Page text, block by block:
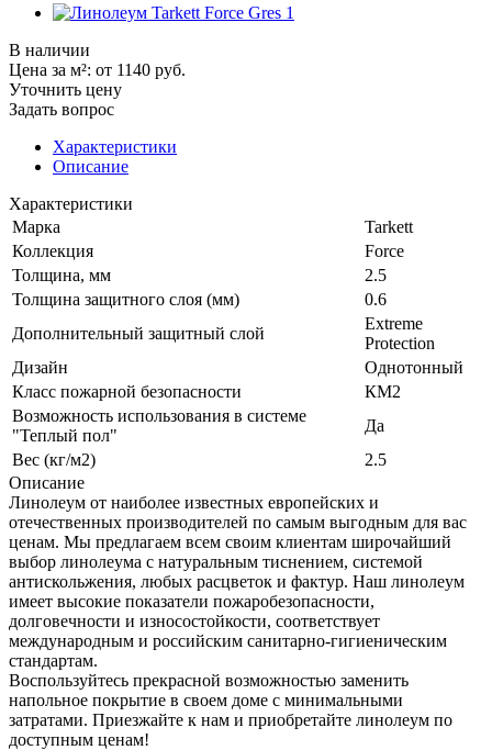
В наличии
Цена за м²: от 1140 руб.
Уточнить цену
Задать вопрос
Характеристики
Описание
Характеристики
Марка
Tarkett
Коллекция
Force
Толщина, мм
2.5
Толщина защитного слоя (мм)
0.6
Дополнительный защитный слой
Extreme
Protection
Дизайн
Однотонный
Класс пожарной безопасности
КМ2
Возможность использования в системе
"Теплый пол"
Да
Вес (кг/м2)
2.5
Описание
Линолеум от наиболее известных европейских и
отечественных производителей по самым выгодным для вас
ценам. Мы предлагаем всем своим клиентам широчайший
выбор линолеума с натуральным тиснением, системой
антискольжения, любых расцветок и фактур. Наш линолеум
имеет высокие показатели пожаробезопасности,
долговечности и износостойкости, соответствует
международным и российским санитарно-гигиеническим
стандартам.
Воспользуйтесь прекрасной возможностью заменить
напольное покрытие в своем доме с минимальными
затратами. Приезжайте к нам и приобретайте линолеум по
доступным ценам!